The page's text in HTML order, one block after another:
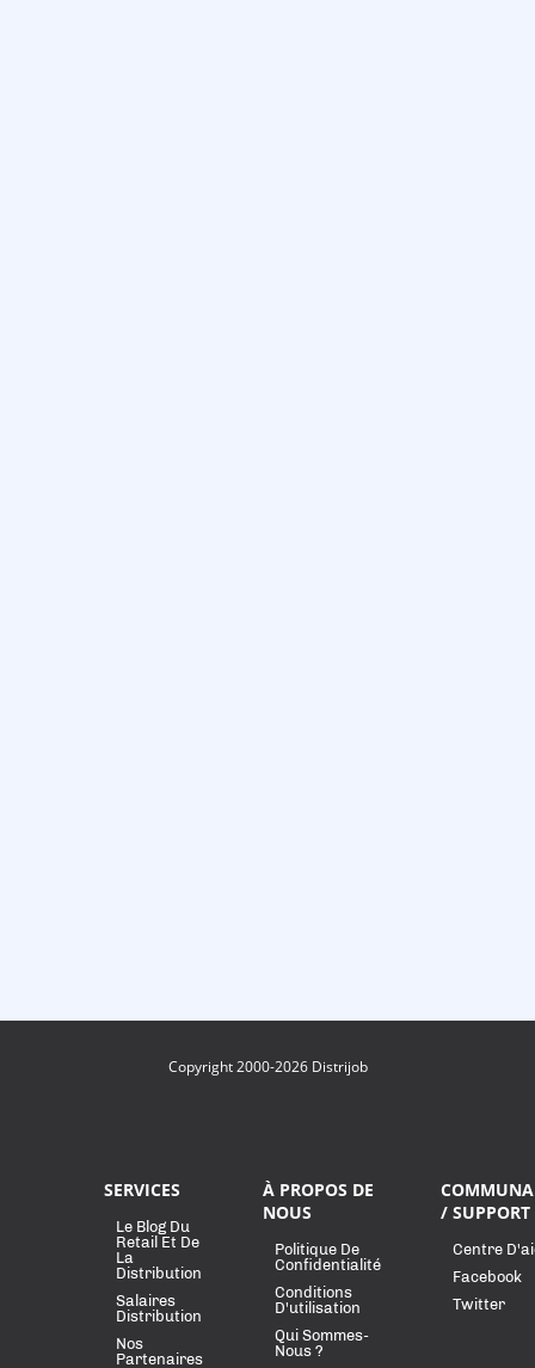
Copyright 2000-2026 Distrijob
SERVICES
Le Blog Du
Retail Et De
La
Distribution
Salaires
Distribution
Nos
Partenaires
À PROPOS DE
NOUS
Politique De
Confidentialité
Conditions
D'utilisation
Qui Sommes-
Nous ?
/ SUPPORT
Centre
Facebook
Twitter